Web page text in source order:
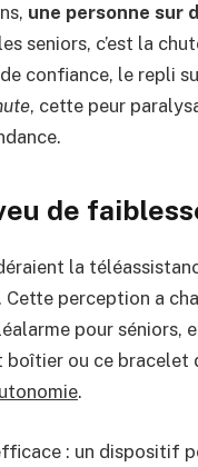
une personne sur
seniors, c’est la
confiance, le repli
, cette peur
de
la
perception a
pour séniors,
ou ce bracelet
.
: un dispositif